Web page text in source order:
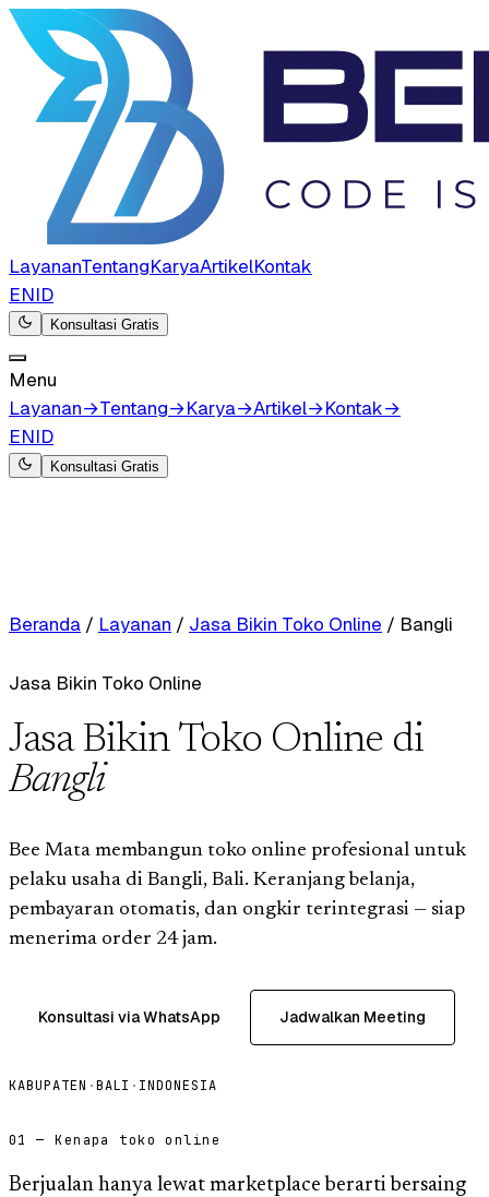
LayananTentangKaryaArtikelKontak
ENID
Konsultasi Gratis
Menu
Layanan→Tentang→Karya→Artikel→Kontak→
ENID
Konsultasi Gratis
Beranda / Layanan / Jasa Bikin Toko Online / Bangli
Jasa Bikin Toko Online
Jasa Bikin Toko Online di
Bangli
Bee Mata membangun toko online profesional untuk
pelaku usaha di Bangli, Bali. Keranjang belanja,
pembayaran otomatis, dan ongkir terintegrasi — siap
menerima order 24 jam.
Konsultasi via WhatsApp Jadwalkan Meeting
KABUPATEN ·BALI · INDONESIA
01 — Kenapa toko online
Berjualan hanya lewat marketplace berarti bersaing